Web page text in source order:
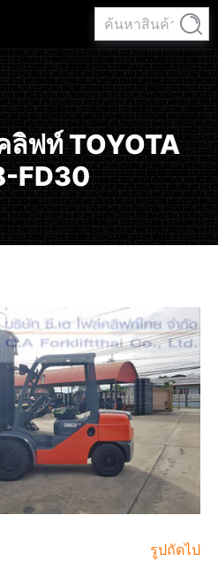
ค้นหา: ค้นหา
ลิฟท์ TOYOTA
FD30
รูปถัดไป